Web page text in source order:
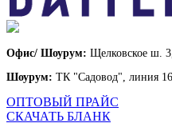
Офис/ Шоурум: Щелковское ш.
Шоурум: ТК "Садовод", линия
ОПТОВЫЙ ПРАЙС
СКАЧАТЬ БЛАНК